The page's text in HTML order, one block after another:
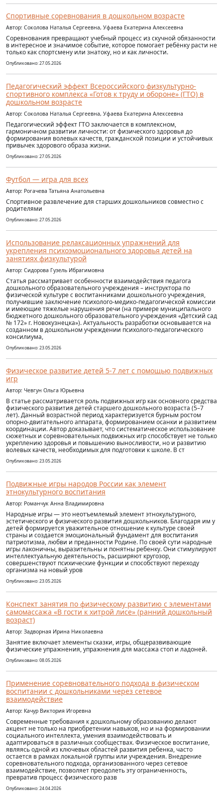
Спортивные соревнования в дошкольном возрасте
Автор: Соколова Наталья Сергеевна, Уфаева Екатерина Алексеевна
Соревнования превращают учебный процесс из скучной обязанности
в интересное и значимое событие, которое помогает ребёнку расти не
только как спортсмену или знатоку, но и как личности.
Опубликовано: 27.05.2026
Педагогический эффект Всероссийского физкультурно-
спортивного комплекса «Готов к труду и обороне» (ГТО) в
дошкольном возрасте
Автор: Соколова Наталья Сергеевна, Уфаева Екатерина Алексеевна
Педагогический эффект ГТО заключается в комплексном,
гармоничном развитии личности: от физического здоровья до
формирования волевых качеств, гражданской позиции и устойчивых
привычек здорового образа жизни.
Опубликовано: 27.05.2026
Футбол — игра для всех
Автор: Рогачева Татьяна Анатольевна
Спортивное развлечение для старших дошкольников совместно с
родителями
Опубликовано: 27.05.2026
Использование релаксационных упражнений для
укрепления психоэмоционального здоровья детей на
занятиях физкультурой
Автор: Сидорова Гузель Ибрагимовна
Статья рассматривает особенности взаимодействия педагога
дошкольного образовательного учреждения – инструктора по
физической культуре с воспитанниками дошкольного учреждения,
получившие заключение психолого-медико-педагогической комиссии
и имеющие тяжелые нарушения речи (на примере муниципального
бюджетного дошкольного образовательного учреждения «Детский сад
№ 172» г. Новокузнецка»). Актуальность разработки основывается на
созданном в дошкольном учреждении психолого-педагогического
консилиума,
Опубликовано: 23.05.2026
Физическое развитие детей 5-7 лет с помощью подвижных
игр
Автор: Чевгун Ольга Юрьевна
В статье рассматривается роль подвижных игр как основного средства
физического развития детей старшего дошкольного возраста (5–7
лет). Данный возрастной период характеризуется бурным ростом
опорно-двигательного аппарата, формированием осанки и развитием
координации. Автор доказывает, что систематическое использование
сюжетных и соревновательных подвижных игр способствует не только
укреплению здоровья и повышению выносливости, но и развитию
волевых качеств, необходимых для подготовки к школе. В ст
Опубликовано: 23.05.2026
Подвижные игры народов России как элемент
этнокультурного воспитания
Автор: Романчук Анна Владимировна
Народные игры — это неотъемлемый элемент этнокультурного,
эстетического и физического развития дошкольников. Благодаря им у
детей формируется уважительное отношение к культуре своей
страны и создается эмоциональный фундамент для воспитания
патриотизма, любви и преданности Родине. По своей сути народные
игры лаконичны, выразительны и понятны ребенку. Они стимулируют
интеллектуальную деятельность, расширяют кругозор,
совершенствуют психические функции и способствуют переходу
организма на новый уров
Опубликовано: 23.05.2026
Конспект занятия по физическому развитию с элементами
самомассажа «В гости к хитрой лисе» (ранний дошкольный
возраст)
Автор: Задворная Ирина Николаевна
Занятие включает элементы сказки, игры, общеразвивающие
физические упражнения, упражнения для массажа стоп и ладоней.
Опубликовано: 08.05.2026
Применение соревновательного подхода в физическом
воспитании с дошкольниками через сетевое
взаимодействие
Автор: Качур Виктория Игоревна
Современные требования к дошкольному образованию делают
акцент не только на приобретении навыков, но и на формировании
социального интеллекта, умения взаимодействовать и
адаптироваться в различных сообществах. Физическое воспитание,
являясь одной из ключевых областей развития ребенка, часто
остается в рамках локальной группы или учреждения. Внедрение
соревновательного подхода, организованного через сетевое
взаимодействие, позволяет преодолеть эту ограниченность,
превратив процесс физического разв
Опубликовано: 24.04.2026